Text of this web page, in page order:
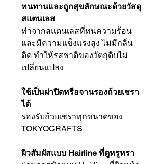
ทนทานและถูกสุขลักษณะด้วยวัสดุ
สแตนเลส
ทำจากสแตนเลสที่ทนความร้อน
และมีความแข็งแรงสูง ไม่มีกลิ่น
ติด ทำให้รสชาติของวัตถุดิบไม่
เปลี่ยนแปลง
ใช้เป็นฝาปิดหรือจานรองถ้วยเชรา
ได้
รองรับถ้วยเชราทุกขนาดของ
TOKYOCRAFTS
ผิวสัมผัสแบบ Hairline ที่ดูหรูหรา